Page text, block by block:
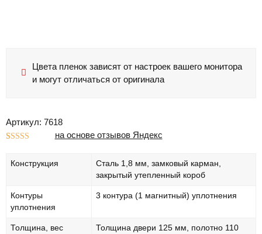
Артикул: 7618
основе
на основе отзывов Яндекс
Конструкция
Сталь 1,8 мм, замковый карман,
закрытый утепленный короб
Контуры
уплотнения
3 контура (1 магнитный) уплотнения
Толщина, вес
Толщина двери 125 мм, полотно 110
Цвета пленок зависят от настроек вашего монитора
и могут отличаться от оригинала